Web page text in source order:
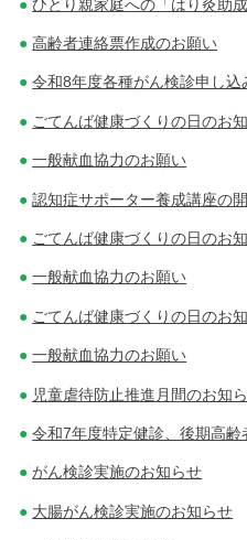
ひとり親家庭への「はり灸助
高齢者連絡票作成のお願い
令和8年度各種がん検診申し込
ごてんば健康づくりの日のお
一般献血協力のお願い
認知症サポーター養成講座の
ごてんば健康づくりの日のお
一般献血協力のお願い
ごてんば健康づくりの日のお
一般献血協力のお願い
児童虐待防止推進月間のお知
令和7年度特定健診、後期高
がん検診実施のお知らせ
大腸がん検診実施のお知らせ